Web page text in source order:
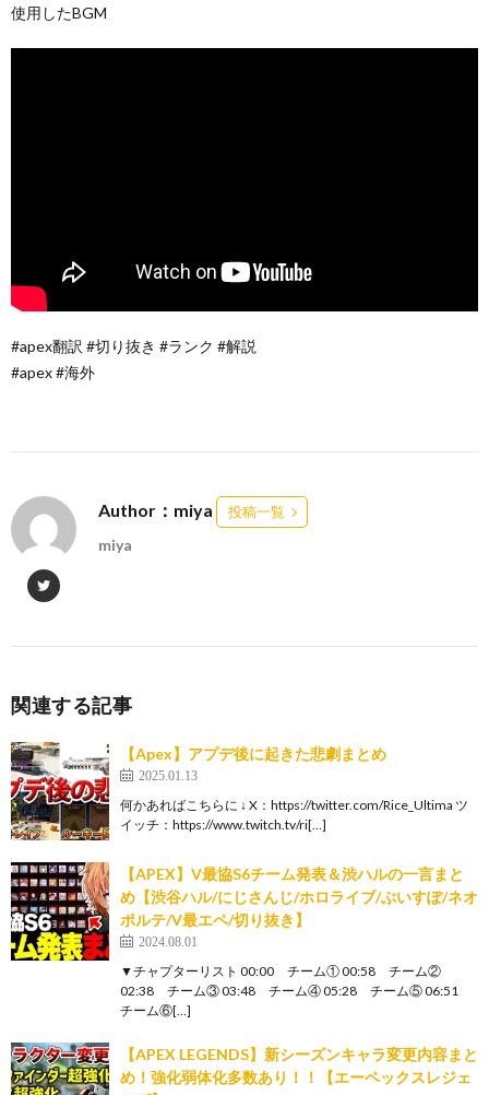
使用したBGM
#apex翻訳 #切り抜き #ランク #解説
#apex #海外
Author：miya 投稿一覧
miya
関連する記事
【Apex】アプデ後に起きた悲劇まとめ
2025.01.13
何かあればこちらに ↓ X：https://twitter.com/Rice_Ultima ツ
イッチ：https://www.twitch.tv/ri[…]
【APEX】V最協S6チーム発表＆渋ハルの一言まと
め【渋谷ハル/にじさんじ/ホロライブ/ぶいすぽ/ネオ
ポルテ/V最エペ/切り抜き】
2024.08.01
▼チャプターリスト 00:00 チーム① 00:58 チーム②
02:38 チーム③ 03:48 チーム④ 05:28 チーム⑤ 06:51
チーム⑥[…]
【APEX LEGENDS】新シーズンキャラ変更内容まと
め！強化弱体化多数あり！！【エーペックスレジェ